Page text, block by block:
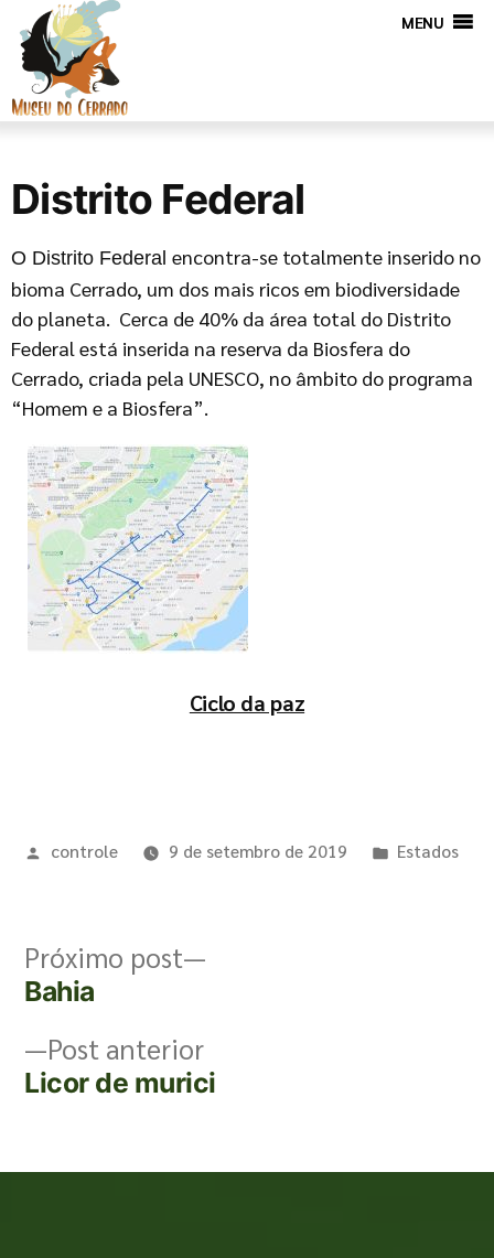
MENU
Distrito Federal
O Distrito Federal encontra-se totalmente inserido no
bioma Cerrado, um dos mais ricos em biodiversidade
do planeta. Cerca de 40% da área total do Distrito
Federal está inserida na reserva da Biosfera do
Cerrado, criada pela UNESCO, no âmbito do programa
“Homem e a Biosfera”.
Ciclo da paz
controle 9 de setembro de 2019 Estados
Post anterior
Licor de murici
Próximo post
Bahia